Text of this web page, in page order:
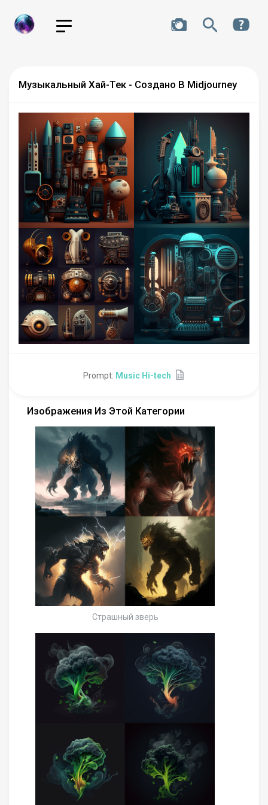
Музыкальный Хай-Тек - Создано В Midjourney
Prompt: Music Hi-tech
Изображения Из Этой Категории
Страшный зверь